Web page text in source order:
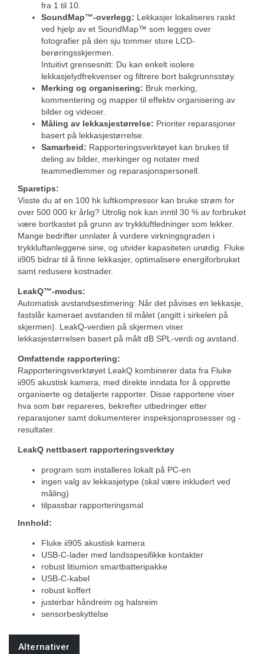
fra 1 til 10.
SoundMap™-overlegg: Lekkasjer lokaliseres raskt
ved hjelp av et SoundMap™ som legges over
fotografier på den sju tommer store LCD-
berøringsskjermen.
Intuitivt grensesnitt: Du kan enkelt isolere
lekkasjelydfrekvenser og filtrere bort bakgrunnsstøy.
Merking og organisering: Bruk merking,
kommentering og mapper til effektiv organisering av
bilder og videoer.
Måling av lekkasjestørrelse: Prioriter reparasjoner
basert på lekkasjestørrelse.
Samarbeid: Rapporteringsverktøyet kan brukes til
deling av bilder, merkinger og notater med
teammedlemmer og reparasjonspersonell.
Sparetips:
Visste du at en 100 hk luftkompressor kan bruke strøm for
over 500 000 kr årlig? Utrolig nok kan inntil 30 % av forbruket
være bortkastet på grunn av trykkluftledninger som lekker.
Mange bedrifter unnlater å vurdere virkningsgraden i
trykkluftanleggene sine, og utvider kapasiteten unødig. Fluke
ii905 bidrar til å finne lekkasjer, optimalisere energiforbruket
samt redusere kostnader.
LeakQ™-modus:
Automatisk avstandsestimering: Når det påvises en lekkasje,
fastslår kameraet avstanden til målet (angitt i sirkelen på
skjermen). LeakQ-verdien på skjermen viser
lekkasjestørrelsen basert på målt dB SPL-verdi og avstand.
Omfattende rapportering:
Rapporteringsverktøyet LeakQ kombinerer data fra Fluke
ii905 akustisk kamera, med direkte inndata for å opprette
organiserte og detaljerte rapporter. Disse rapportene viser
hva som bør repareres, bekrefter utbedringer etter
reparasjoner samt dokumenterer inspeksjonsprosesser og -
resultater.
LeakQ nettbasert rapporteringsverktøy
program som installeres lokalt på PC-en
ingen valg av lekkasjetype (skal være inkludert ved
måling)
tilpassbar rapporteringsmal
Innhold:
Fluke ii905 akustisk kamera
USB-C-lader med landsspesifikke kontakter
robust litiumion smartbatteripakke
USB-C-kabel
robust koffert
justerbar håndreim og halsreim
sensorbeskyttelse
Alternativer